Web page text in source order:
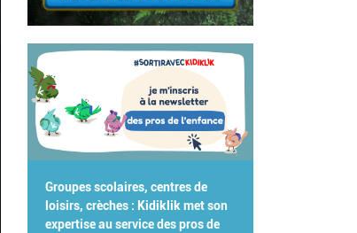
Groupes scolaires, centres de
loisirs, crèches : Kidiklik met son
expertise au service des pros de